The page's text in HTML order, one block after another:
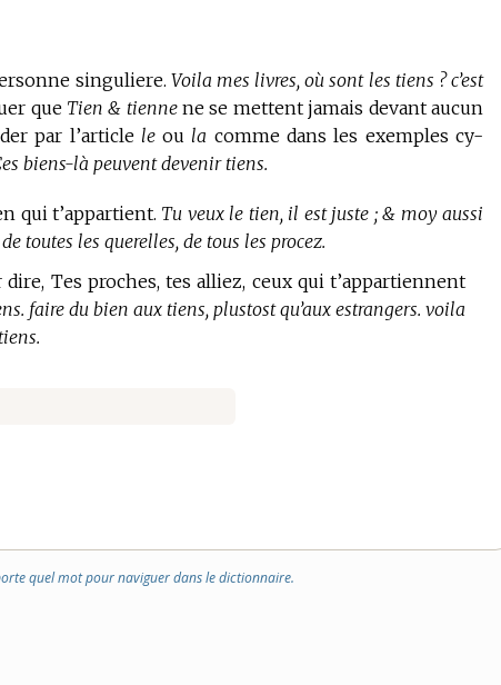
singuliere. Voila mes livres, où sont les tiens ? c’est
que Tien & tiennene se mettent jamais devant aucun
par l’article leou la comme dans les exemples cy-
biens-là peuvent devenir tiens.
qui t’appartient. Tu veux le tien, il est juste ; & moy aussi
toutes les querelles, de tous les procez.
Tes proches, tes alliez, ceux qui t’appartiennent
faire du bien aux tiens, plustost qu’aux estrangers. voila
quel mot pour naviguer dans le dictionnaire.